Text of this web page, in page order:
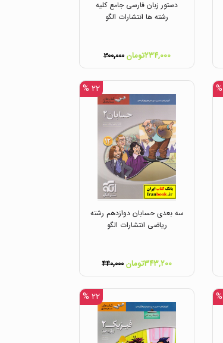
دستور زبان فارسی جامع کلیه
رشته ها انتشارات الگو
۲۳۴,۰۰۰تومان ۳۰۰,۰۰۰
۲۲ %
سه بعدی حسابان دوازدهم رشته
ریاضی انتشارات الگو
۳۴۳,۲۰۰تومان ۴۴۰,۰۰۰
۲۲ %